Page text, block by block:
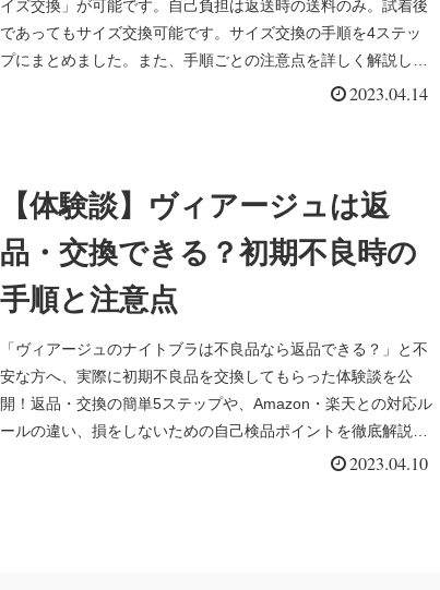
イズ交換」が可能です。自己負担は返送時の送料のみ。試着後
であってもサイズ交換可能です。サイズ交換の手順を4ステッ
プにまとめました。また、手順ごとの注意点を詳しく解説して
2023.04.14
【体験談】ヴィアージュは返
品・交換できる？初期不良時の
手順と注意点
「ヴィアージュのナイトブラは不良品なら返品できる？」と不
安な方へ、実際に初期不良品を交換してもらった体験談を公
開！返品・交換の簡単5ステップや、Amazon・楽天との対応ル
ールの違い、損をしないための自己検品ポイントを徹底解説し
2023.04.10